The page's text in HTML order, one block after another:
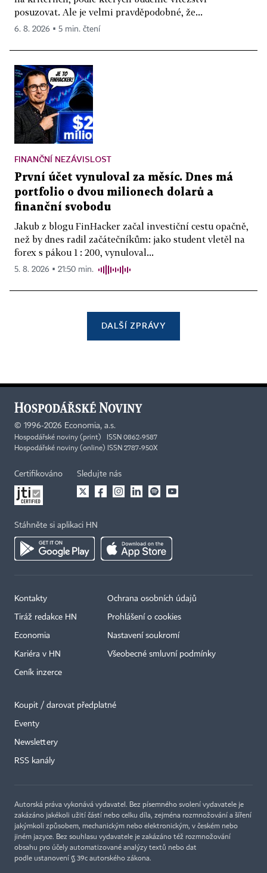
posuzovat. Ale je velmi pravděpodobné, že...
6. 8. 2026 ▪ 5 min. čtení
FINANČNÍ NEZÁVISLOST
První účet vynuloval za měsíc. Dnes má
portfolio o dvou milionech dolarů a
finanční svobodu
Jakub z blogu FinHacker začal investiční cestu opačně,
než by dnes radil začátečníkům: jako student vletěl na
forex s pákou 1 : 200, vynuloval...
5. 8. 2026 ▪ 21:50 min.
DALŠÍ ZPRÁVY
© 1996-2026 Economia, a.s.
Hospodářské noviny (print) ISSN 0862-9587
Hospodářské noviny (online) ISSN 2787-950X
Certifikováno Sledujte nás
Stáhněte si aplikaci HN
Kontakty
Tiráž redakce HN
Economia
Kariéra v HN
Ceník inzerce
Ochrana osobních údajů
Prohlášení o cookies
Nastavení soukromí
Všeobecné smluvní podmínky
Koupit / darovat předplatné
Eventy
Newslettery
RSS kanály
Autorská práva vykonává vydavatel. Bez písemného svolení vydavatele je
zakázáno jakékoli užití částí nebo celku díla, zejména rozmnožování a šíření
jakýmkoli způsobem, mechanickým nebo elektronickým, v českém nebo
jiném jazyce. Bez souhlasu vydavatele je zakázáno též rozmnožování
obsahu pro účely automatizované analýzy textů nebo dat
podle ustanovení § 39c autorského zákona.